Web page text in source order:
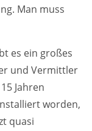
Man muss
es ein großes
und Vermittler
Jahren
worden,
quasi